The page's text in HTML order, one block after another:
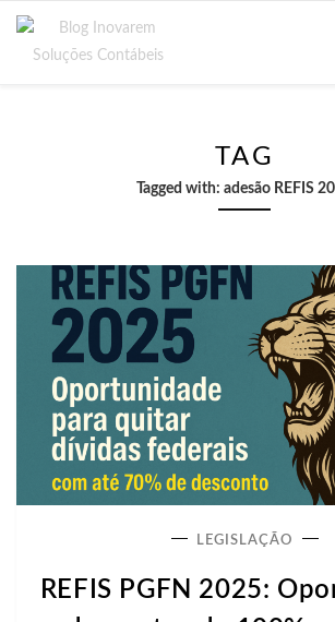
TAG
Tagged with: adesão REFIS
LEGISLAÇÃO
REFIS PGFN 2025: